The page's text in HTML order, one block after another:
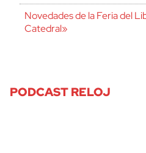
Novedades de la Feria del
Catedral»
PODCAST RELOJ